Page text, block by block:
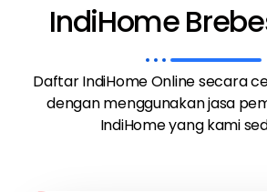
IndiHome
Daftar IndiHome Online secara
dengan menggunakan jasa
IndiHome yang kami